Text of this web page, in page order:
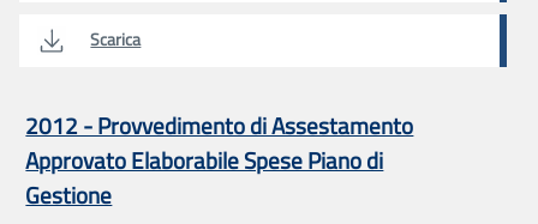
Scarica
2012 - Provvedimento di Assestamento
Approvato Elaborabile Spese Piano di
Gestione